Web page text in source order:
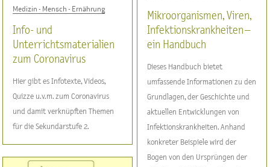
Mikroorganismen, Viren,
Infektionskrankheiten –
ein Handbuch
Dieses Handbuch bietet
umfassende Informationen zu den
Grundlagen, der Geschichte und
aktuellen Entwicklungen von
Infektionskrankheiten. Anhand
konkreter Beispiele wird der
Bogen von den Ursprüngen der
Medizin - Mensch - Ernährung
Info- und
Unterrichtsmaterialien
zum Coronavirus
Hier gibt es Infotexte, Videos,
Quizze u.v.m. zum Coronavirus
und damit verknüpften Themen
für die Sekundarstufe 2.